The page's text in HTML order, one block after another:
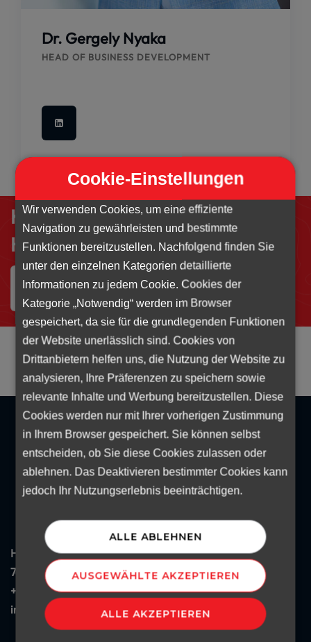
Cookie-Einstellungen
Wir verwenden Cookies, um eine effiziente
Navigation zu gewährleisten und bestimmte
Funktionen bereitzustellen. Nachfolgend finden Sie
unter den einzelnen Kategorien detaillierte
Informationen zu jedem Cookie. Cookies der
Kategorie „Notwendig“ werden im Browser
gespeichert, da sie für die grundlegenden Funktionen
der Website unerlässlich sind. Cookies von
Drittanbietern helfen uns, die Nutzung der Website zu
analysieren, Ihre Präferenzen zu speichern sowie
relevante Inhalte und Werbung bereitzustellen. Diese
Cookies werden nur mit Ihrer vorherigen Zustimmung
in Ihrem Browser gespeichert. Sie können selbst
entscheiden, ob Sie diese Cookies zulassen oder
ablehnen. Das Deaktivieren bestimmter Cookies kann
jedoch Ihr Nutzungserlebnis beeinträchtigen.
ALLE ABLEHNEN
AUSGEWÄHLTE AKZEPTIEREN
ALLE AKZEPTIEREN
Dr. Gergely Nyaka
HEAD OF BUSINESS DEVELOPMENT
Kontaktieren Sie
HR-Rent jetzt.
JETZT ANSCHREIBEN
HR-Rent
7624 Pécs, Ferencesek u 52.
+49 159 0656 7557
info@hr-group.hu